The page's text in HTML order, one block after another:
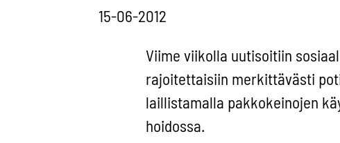
15-06-2012
Viime viikolla uutisoitiin
rajoitettaisiin merkittävästi
laillistamalla pakkokeinojen
hoidossa.